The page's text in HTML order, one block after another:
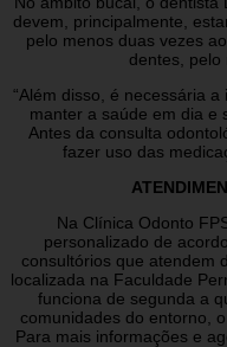
devem, principalmente,
pelo menos duas vezes
dentes, pelo
“Além disso, é necessária
manter a saúde em dia e
Antes da consulta
fazer uso das
Na Clínica Odonto
personalizado de
consultórios que atendem
localizada na Faculdade
funciona de segunda a
comunidades do entorno,
Para mais informações e